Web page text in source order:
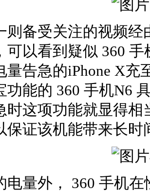
则备受关注的视频经
可以看到疑似 360
量告急的iPhone X
功能的 360 手机N6
时这项功能就显得相
保证该机能带来长时
电量外， 360 手机